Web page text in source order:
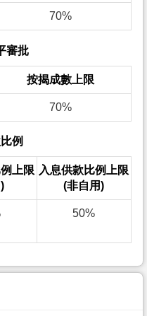
70%
審批
按揭成數上限
70%
例
上限 入息供款比例上限
(非自用)
50%